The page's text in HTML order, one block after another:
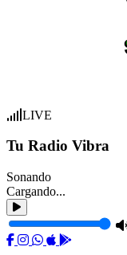
LIVE
Tu Radio Vibra
Sonando
Cargando...